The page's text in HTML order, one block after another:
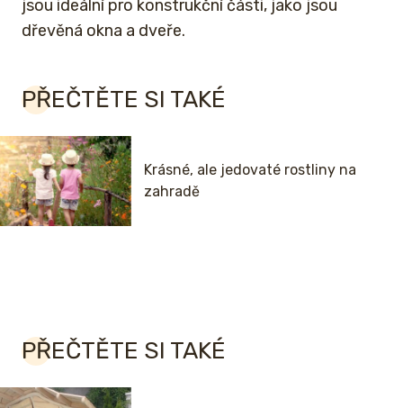
jsou ideální pro konstrukční části, jako jsou
dřevěná okna a dveře.
PŘEČTĚTE SI TAKÉ
Krásné, ale jedovaté rostliny na
zahradě
PŘEČTĚTE SI TAKÉ